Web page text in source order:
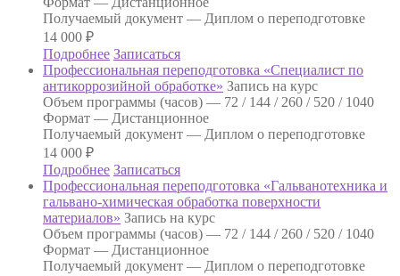
Получаемый документ — Диплом о переподготовке
14 000 ₽
Подробнее Записаться
Профессиональная переподготовка «Специалист по
антикоррозийной обработке» Запись на курс
Объем программы (часов) — 72 / 144 / 260 / 520 / 1040
Формат — Дистанционное
Получаемый документ — Диплом о переподготовке
14 000 ₽
Подробнее Записаться
Профессиональная переподготовка «Гальванотехника и
гальвано-химическая обработка поверхности
материалов» Запись на курс
Объем программы (часов) — 72 / 144 / 260 / 520 / 1040
Формат — Дистанционное
Получаемый документ — Диплом о переподготовке